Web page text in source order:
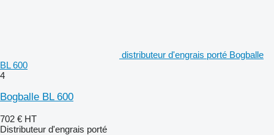
distributeur d'engrais porté Bogballe
BL 600
4
Bogballe BL 600
702 € HT
Distributeur d'engrais porté